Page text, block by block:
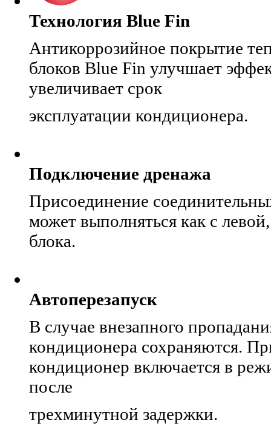
Технология Blue Fin
Антикоррозийное покрытие
блоков Blue Fin улучшает
увеличивает срок
эксплуатации кондиционера.
Подключение дренажа
Присоединение
может выполняться как с
блока.
Автоперезапуск
В случае внезапного
кондиционера сохраняются.
кондиционер включается в
после
трехминутной задержки.